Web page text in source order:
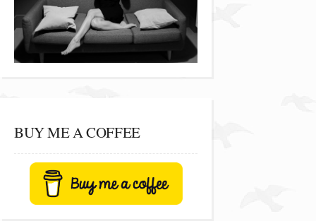
BUY ME A COFFEE